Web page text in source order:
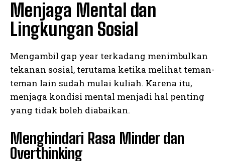
Menjaga Mental dan
Lingkungan Sosial
Mengambil gap year terkadang menimbulkan
tekanan sosial, terutama ketika melihat teman-
teman lain sudah mulai kuliah. Karena itu,
menjaga kondisi mental menjadi hal penting
yang tidak boleh diabaikan.
Menghindari Rasa Minder dan
Overthinking